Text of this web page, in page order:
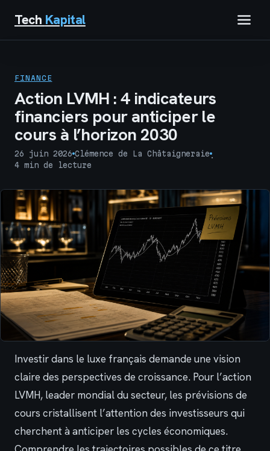
Tech Kapital
BUSINESS
MARKETING
FINANCE
Action LVMH : 4 indicateurs
financiers pour anticiper le
cours à l’horizon 2030
26 juin 2026
·
Clémence de La Châtaigneraie
·
4 min de lecture
Investir dans le luxe français demande une vision
claire des perspectives de croissance. Pour l’action
LVMH, leader mondial du secteur, les prévisions de
cours cristallisent l’attention des investisseurs qui
cherchent à anticiper les cycles économiques.